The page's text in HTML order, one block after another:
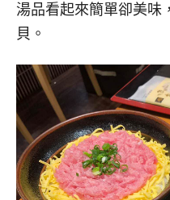
湯品看起來簡單卻美味
貝。